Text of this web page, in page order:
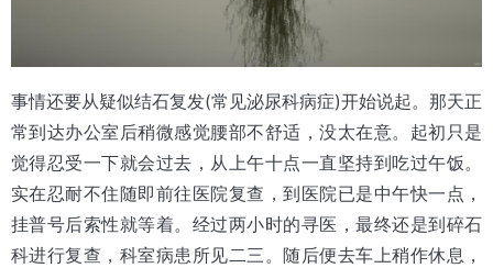
事情还要从疑似结石复发(常见泌尿科病症)开始说起。 那天正
常到达办公室后稍微感觉腰部不舒适，没太在意。 起初只是
觉得忍受一下就会过去，从上午十点一直坚持到吃过午饭。
实在忍耐不住随即前往医院复查，到医院已是中午快一点，
挂普号后索性就等着。经过两小时的寻医，最终还是到碎石
科进行复查，科室病患所见二三。随后便去车上稍作休息，